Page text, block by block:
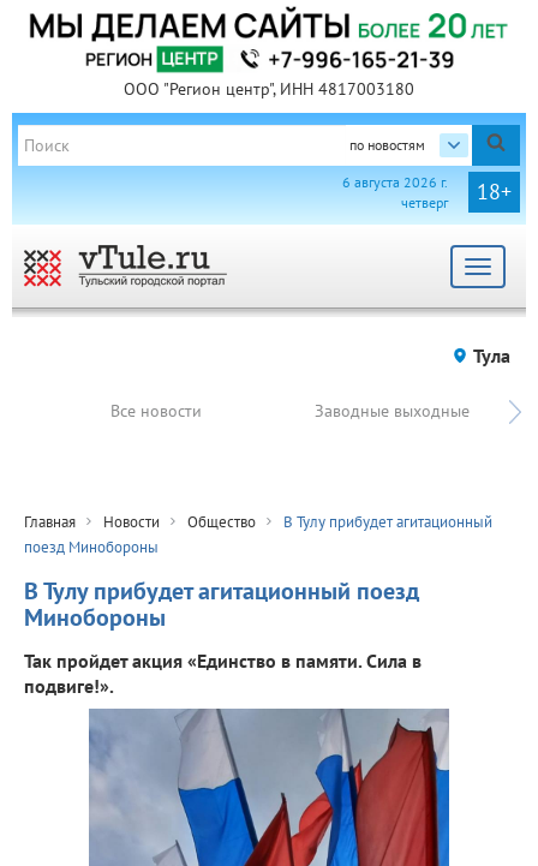
ООО "Регион центр", ИНН 4817003180
по новостям
18+
6 августа 2026 г.
четверг
Toggle
Тула
Все новости Заводные выходные
Главная Новости Общество
В Тулу прибудет агитационный
поезд Минобороны
В Тулу прибудет агитационный поезд
Минобороны
Так пройдет акция «Единство в памяти. Сила в
подвиге!».